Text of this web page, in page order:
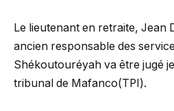
Le lieutenant en retraite, Jean
ancien responsable des
Shékoutouréyah va être jugé
tribunal de Mafanco(TPI).